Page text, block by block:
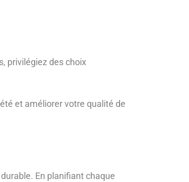
privilégiez des choix
et améliorer votre qualité de
En planifiant chaque